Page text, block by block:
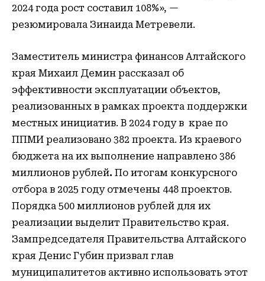
2024 года рост составил 108%», —
резюмировала Зинаида Метревели.
Заместитель министра финансов Алтайского
края Михаил Демин рассказал об
эффективности эксплуатации объектов,
реализованных в рамках проекта поддержки
местных инициатив. В 2024 году в крае по
ППМИ реализовано 382 проекта. Из краевого
бюджета на их выполнение направлено 386
миллионов рублей. По итогам конкурсного
отбора в 2025 году отмечены 448 проектов.
Порядка 500 миллионов рублей для их
реализации выделит Правительство края.
Зампредседателя Правительства Алтайского
края Денис Губин призвал глав
муниципалитетов активно использовать этот